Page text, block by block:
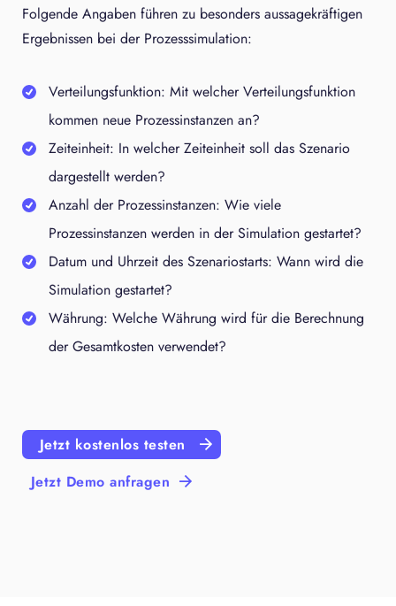
Folgende Angaben führen zu besonders aussagekräftigen
Ergebnissen bei der Prozesssimulation:
Verteilungsfunktion: Mit welcher Verteilungsfunktion
kommen neue Prozessinstanzen an?
Zeiteinheit: In welcher Zeiteinheit soll das Szenario
dargestellt werden?
Anzahl der Prozessinstanzen: Wie viele
Prozessinstanzen werden in der Simulation gestartet?
Datum und Uhrzeit des Szenariostarts: Wann wird die
Simulation gestartet?
Währung: Welche Währung wird für die Berechnung
der Gesamtkosten verwendet?
Jetzt kostenlos testen
Jetzt Demo anfragen